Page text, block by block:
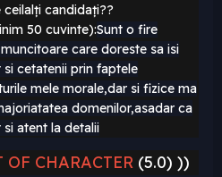
ceilalți candidați??
50 cuvinte):Sunt o fire
care doreste sa isi
cetatenii prin faptele
mele morale,dar si fizice ma
domenilor,asadar ca
atent la detalii
CHARACTER (5.0) ))